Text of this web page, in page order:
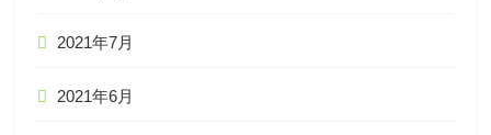
2021年7月
2021年6月